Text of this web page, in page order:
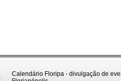
Calendário Floripa - divulgação de